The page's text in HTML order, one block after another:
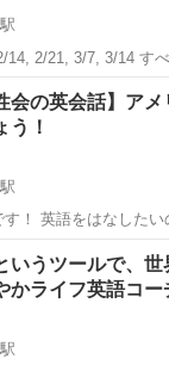
2/21, 3/7, 3/14 すべて
スンです。 こちら
を大切に、学ぶ...
寺駅 英会話 レ
会の英会話】ア
う！
強するの
や音楽のを分からな
難しいね？女性の先生
いの？ ...
吉祥寺駅
いうツールで、世
かライフ英語コ